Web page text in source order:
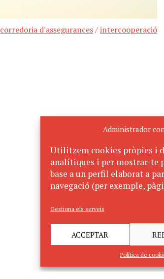
Administrador
Utilitzem cookies pròpies i
analítiques i per mostrar-te
base a un perfil elaborat a
navegació (per exemple,
Gestiona els serveis
ACCEPTAR
Política de
corredoria d'assegurances/intercooperació